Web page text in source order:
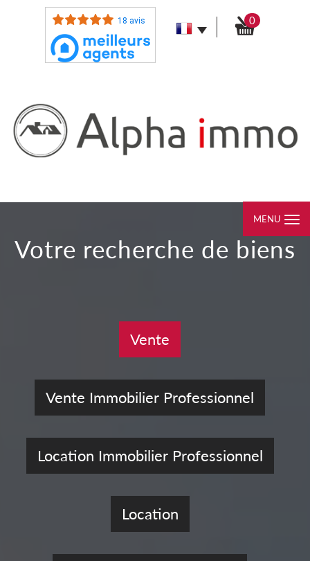
18 avis 0
MENU
votre recherche de biens
Vente
Vente Immobilier Professionnel
Location Immobilier Professionnel
Location